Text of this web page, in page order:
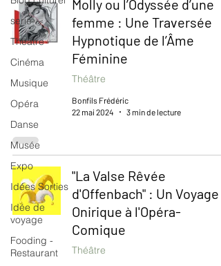
serie
Théâtre
Cinéma
Musique
Opéra
Danse
Musée
Expo
Idées Sorties
Idée de
voyage
Fooding -
Restaurant
Molly ou l’Odyssée d’une
femme : Une Traversée
Hypnotique de l’Âme
Féminine
Théâtre
Bonfils Frédéric
22 mai 2024
3 min de lecture
"La Valse Rêvée
d'Offenbach" : Un Voyage
Onirique à l'Opéra-
Comique
Théâtre